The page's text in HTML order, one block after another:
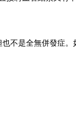
不是全無併發症